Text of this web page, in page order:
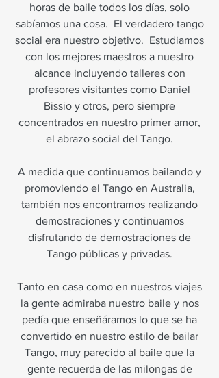
horas de baile todos los días, solo
sabíamos una cosa. El verdadero tango
social era nuestro objetivo. Estudiamos
con los mejores maestros a nuestro
alcance incluyendo talleres con
profesores visitantes como Daniel
Bissio y otros, pero siempre
concentrados en nuestro primer amor,
el abrazo social del Tango.
A medida que continuamos bailando y
promoviendo el Tango en Australia,
también nos encontramos realizando
demostraciones y continuamos
disfrutando de demostraciones de
Tango públicas y privadas.
Tanto en casa como en nuestros viajes
la gente admiraba nuestro baile y nos
pedía que enseñáramos lo que se ha
convertido en nuestro estilo de bailar
Tango, muy parecido al baile que la
gente recuerda de las milongas de